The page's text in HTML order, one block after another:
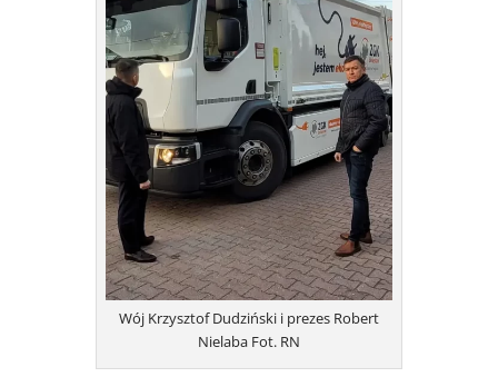
Wój Krzysztof Dudziński i prezes Robert
Nielaba Fot. RN